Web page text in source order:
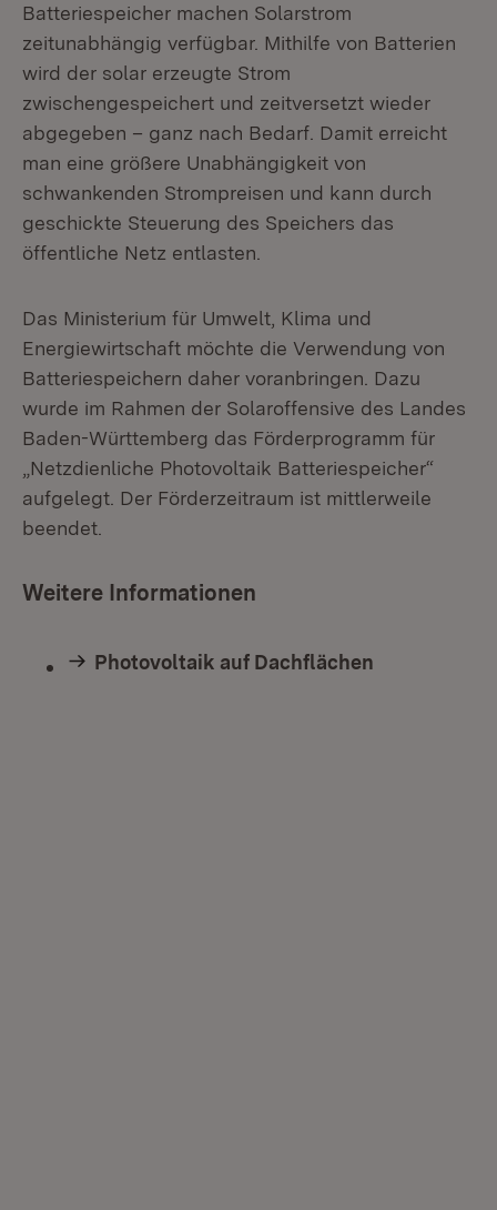
Batteriespeicher machen Solarstrom
zeitunabhängig verfügbar. Mithilfe von Batterien
wird der solar erzeugte Strom
zwischengespeichert und zeitversetzt wieder
abgegeben – ganz nach Bedarf. Damit erreicht
man eine größere Unabhängigkeit von
schwankenden Strompreisen und kann durch
geschickte Steuerung des Speichers das
öffentliche Netz entlasten.
Das Ministerium für Umwelt, Klima und
Energiewirtschaft möchte die Verwendung von
Batteriespeichern daher voranbringen. Dazu
wurde im Rahmen der Solaroffensive des Landes
Baden-Württemberg das Förderprogramm für
„Netzdienliche Photovoltaik Batteriespeicher“
aufgelegt. Der Förderzeitraum ist mittlerweile
beendet.
Weitere Informationen
Photovoltaik auf Dachflächen